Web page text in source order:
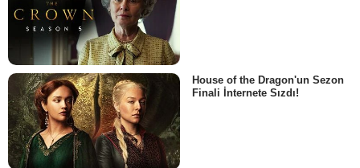
House of the Dragon'un Sezon
Finali İnternete Sızdı!